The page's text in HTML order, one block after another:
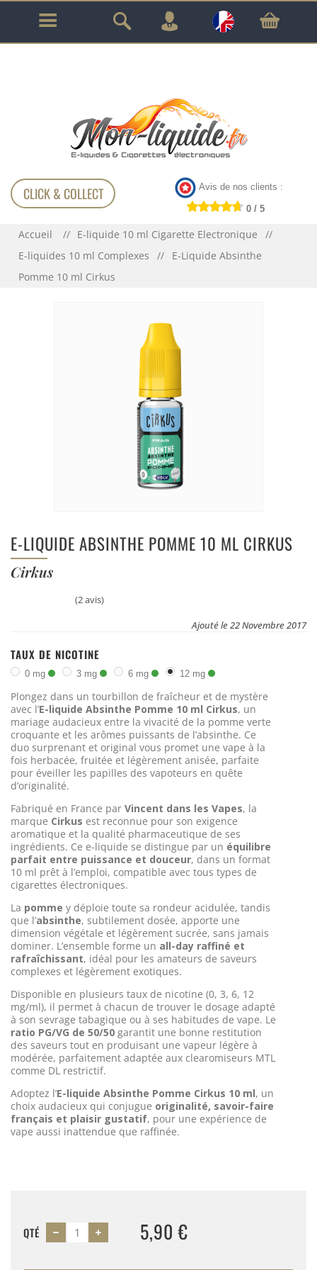
GARANTIE À VIE SUR TOUT LE MATÉRIEL
!!!
CLICK & COLLECT Avis de nos clients :
0 / 5
Accueil
E-liquide 10 ml Cigarette Electronique
E-liquides 10 ml Complexes
E-Liquide Absinthe
Pomme 10 ml Cirkus
E-LIQUIDE ABSINTHE POMME 10 ML CIRKUS
Cirkus
(2 avis)
Ajouté le 22 Novembre 2017
TAUX DE NICOTINE
0 mg 3 mg 6 mg 12 mg
Plongez dans un tourbillon de fraîcheur et de mystère
avec l’E-liquide Absinthe Pomme 10 ml Cirkus, un
mariage audacieux entre la vivacité de la pomme verte
croquante et les arômes puissants de l’absinthe. Ce
duo surprenant et original vous promet une vape à la
fois herbacée, fruitée et légèrement anisée, parfaite
pour éveiller les papilles des vapoteurs en quête
d’originalité.
Fabriqué en France par Vincent dans les Vapes, la
marque Cirkus est reconnue pour son exigence
aromatique et la qualité pharmaceutique de ses
ingrédients. Ce e-liquide se distingue par un équilibre
parfait entre puissance et douceur, dans un format
10 ml prêt à l’emploi, compatible avec tous types de
cigarettes électroniques.
La pomme y déploie toute sa rondeur acidulée, tandis
que l’absinthe, subtilement dosée, apporte une
dimension végétale et légèrement sucrée, sans jamais
dominer. L’ensemble forme un all-day raffiné et
rafraîchissant, idéal pour les amateurs de saveurs
complexes et légèrement exotiques.
Disponible en plusieurs taux de nicotine (0, 3, 6, 12
mg/ml), il permet à chacun de trouver le dosage adapté
à son sevrage tabagique ou à ses habitudes de vape. Le
ratio PG/VG de 50/50 garantit une bonne restitution
des saveurs tout en produisant une vapeur légère à
modérée, parfaitement adaptée aux clearomiseurs MTL
comme DL restrictif.
Adoptez l’E-liquide Absinthe Pomme Cirkus 10 ml, un
choix audacieux qui conjugue originalité, savoir-faire
français et plaisir gustatif, pour une expérience de
vape aussi inattendue que raffinée.
QTÉ 5,90 €